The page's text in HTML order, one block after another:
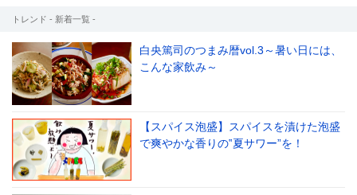
トレンド - 新着一覧 -
白央篤司のつまみ暦vol.3～暑い日には、
こんな家飲み～
【スパイス泡盛】スパイスを漬けた泡盛
で爽やかな香りの‟夏サワー”を！